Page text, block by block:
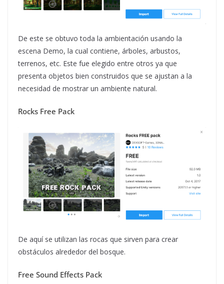
De este se obtuvo toda la ambientación usando la
escena Demo, la cual contiene, árboles, arbustos,
terrenos, etc. Este fue elegido entre otros ya que
presenta objetos bien construidos que se ajustan a la
necesidad de mostrar un ambiente natural.
Rocks Free Pack
De aquí se utilizan las rocas que sirven para crear
obstáculos alrededor del bosque.
Free Sound Effects Pack